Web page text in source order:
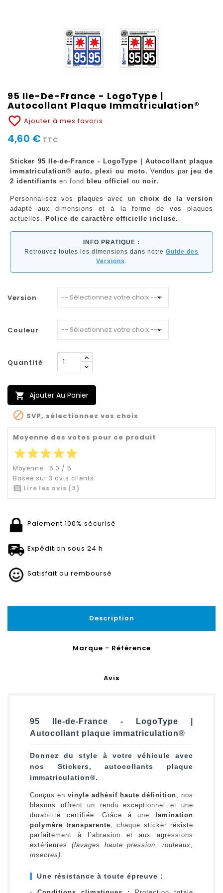
95 Ile-De-France - LogoType |
Autocollant Plaque Immatriculation®
favorite_border Ajouter à mes favoris
4,60 € TTC
Sticker 95 Ile-de-France - LogoType | Autocollant plaque
immatriculation® auto, plexi ou moto. Vendus par jeu de
2 identifiants en fond bleu officiel ou noir.
Personnalisez vos plaques avec un choix de la version
adapté aux dimensions et à la forme de vos plaques
actuelles. Police de caractère officielle incluse.
INFO PRATIQUE :
Retrouvez toutes les dimensions dans notre Guide des
Versions .
Version
Couleur
Quantité
 Ajouter Au Panier
 SVP, sélectionnez vos choix
Moyenne des votes pour ce produit
starstarstarstarstar
Moyenne : 5.0 / 5
Basée sur 3 avis clients.
 Lire les avis (3)
Paiement 100% sécurisé
Expédition sous 24 h
Satisfait ou remboursé
Description
Marque - Référence
Avis
95 Ile-de-France - LogoType |
Autocollant plaque immatriculation®
Donnez du style à votre véhicule avec
nos Stickers, autocollants plaque
immatriculation®.
Conçus en vinyle adhésif haute définition, nos
blasons offrent un rendu exceptionnel et une
durabilité certifiée. Grâce à une
lamination
polymère transparente, chaque sticker résiste
parfaitement à l`abrasion et aux agressions
extérieures (lavages haute pression, rouleaux,
insectes).
Une résistance à toute épreuve :